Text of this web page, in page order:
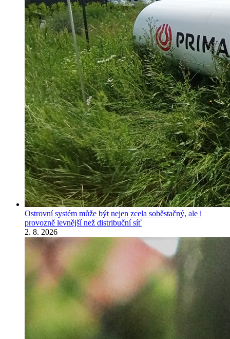
Ostrovní systém může být nejen zcela soběstačný, ale i
provozně levnější než distribuční síť
2. 8. 2026